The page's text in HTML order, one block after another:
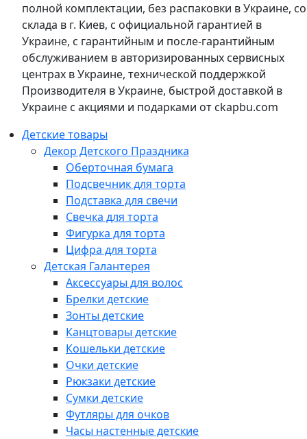
полной комплектации, без распаковки в Украине, со
склада в г. Киев, с официальной гарантией в
Украине, с гарантийным и после-гарантийным
обслуживанием в авторизированных сервисных
центрах в Украине, технической поддержкой
Производителя в Украине, быстрой доставкой в
Украине с акциями и подарками от ckapbu.com
Детские товары
Декор Детского Праздника
Оберточная бумага
Подсвечник для торта
Подставка для свечи
Свечка для торта
Фигурка для торта
Цифра для торта
Детская Галантерея
Аксессуары для волос
Брелки детские
Зонты детские
Канцтовары детские
Кошельки детские
Очки детские
Рюкзаки детские
Сумки детские
Футляры для очков
Часы настенные детские